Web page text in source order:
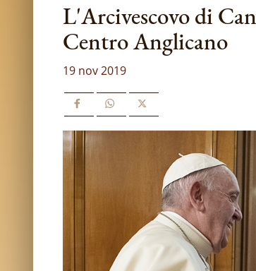
L'Arcivescovo di
Centro Anglicano
19 nov 2019